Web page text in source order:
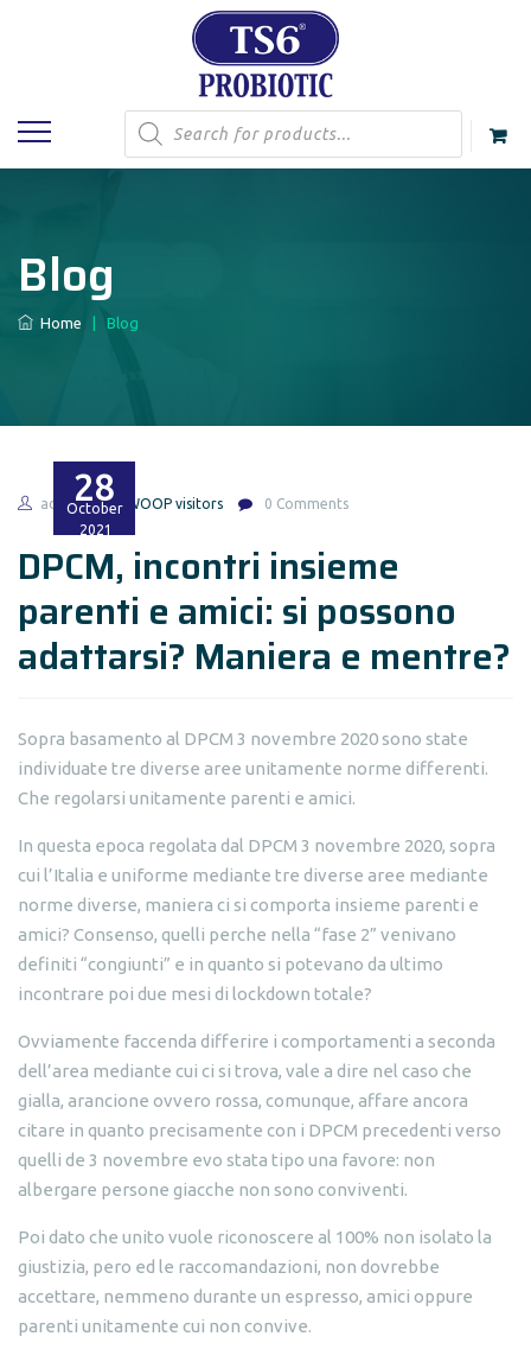
Products
search
Blog
Home Blog
28
October
2021
admin SWOOP visitors 0 Comments
DPCM, incontri insieme
parenti e amici: si possono
adattarsi? Maniera e mentre?
Sopra basamento al DPCM 3 novembre 2020 sono state
individuate tre diverse aree unitamente norme differenti.
Che regolarsi unitamente parenti e amici.
In questa epoca regolata dal DPCM 3 novembre 2020, sopra
cui l’Italia e uniforme mediante tre diverse aree mediante
norme diverse, maniera ci si comporta insieme parenti e
amici? Consenso, quelli perche nella “fase 2” venivano
definiti “congiunti” e in quanto si potevano da ultimo
incontrare poi due mesi di lockdown totale?
Ovviamente faccenda differire i comportamenti a seconda
dell’area mediante cui ci si trova, vale a dire nel caso che
gialla, arancione ovvero rossa, comunque, affare ancora
citare in quanto precisamente con i DPCM precedenti verso
quelli de 3 novembre evo stata tipo una favore: non
albergare persone giacche non sono conviventi.
Poi dato che unito vuole riconoscere al 100% non isolato la
giustizia, pero ed le raccomandazioni, non dovrebbe
accettare, nemmeno durante un espresso, amici oppure
parenti unitamente cui non convive.